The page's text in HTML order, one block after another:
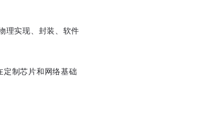
理实现、封装、软件
定制芯片和网络基础